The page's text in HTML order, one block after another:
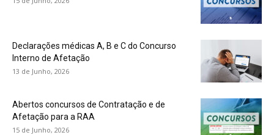
Declarações médicas A, B e C do Concurso
Interno de Afetação
13 de Junho, 2026
Abertos concursos de Contratação e de
Afetação para a RAA
15 de Junho, 2026